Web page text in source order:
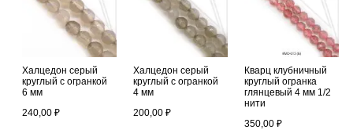
Халцедон серый
круглый с огранкой
6 мм
240,00 ₽
Халцедон серый
круглый с огранкой
4 мм
200,00 ₽
Кварц клубничный
круглый огранка
глянцевый 4 мм 1/2
нити
350,00 ₽